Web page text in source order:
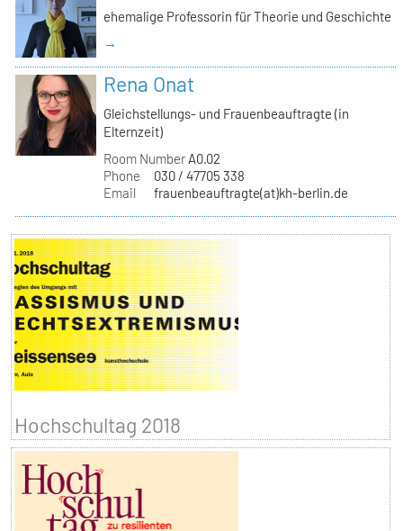
ehemalige Professorin für Theorie und Geschichte
→
Rena Onat
Gleichstellungs- und Frauenbeauftragte (in
Elternzeit)
Room Number A0.02
Phone
030 / 47705 338
Email
frauenbeauftragte(at)kh-berlin.de
Hochschultag 2018